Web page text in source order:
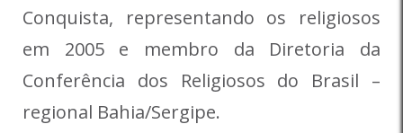
Conquista, representando os religiosos
em 2005 e membro da Diretoria da
Conferência dos Religiosos do Brasil –
regional Bahia/Sergipe.